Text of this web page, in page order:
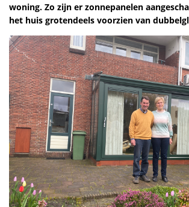
woning. Zo zijn er zonnepanelen
het huis grotendeels voorzien van